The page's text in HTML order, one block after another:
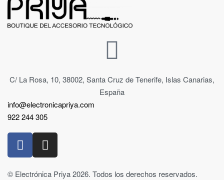
C/ La Rosa, 10, 38002, Santa Cruz de Tenerife, Islas Canarias,
España
info@electronicapriya.com
922 244 305
© Electrónica Priya 2026. Todos los derechos reservados.